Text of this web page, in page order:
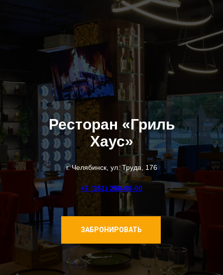
Ресторан «Гриль
Хаус»
г. Челябинск, ул. Труда, 176
+7 (351) 250-09-00
ЗАБРОНИРОВАТЬ